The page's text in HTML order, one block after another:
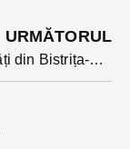
URMĂTORUL
Trei localități din Bistrița-Năsăud au rămas fără gaze naturale din cauza unui incident la rețea